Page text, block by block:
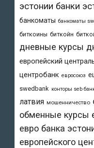
эстонии банки
банкоматы банкоматы
биткоины биткойн
дневные курсы
европейский
центробанк евросоюз
swedbank конторы seb
латвия мошенничество
обменные курсы
евро банка
европейского